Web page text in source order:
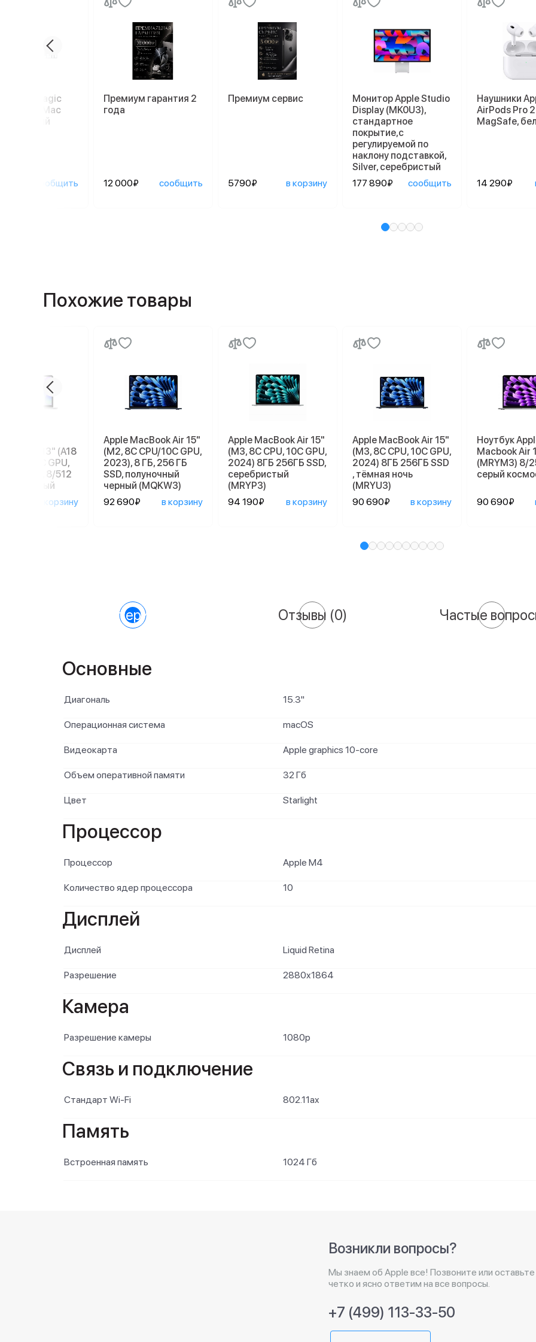
Magic
для Mac
белый
сообщить
Премиум гарантия 2
года
12 000₽ сообщить
Премиум сервис
5790₽ в корзину
Монитор Apple Studio
Display (MK0U3),
стандартное
покрытие,с
регулируемой по
наклону подставкой,
Silver, серебристый
177 890₽
сообщить
Наушники
AirPods Pro 2
MagSafe,
14 290₽
Похожие товары
Neo 13" (A18
СPU/5С GPU,
MHFC4, 8/512
в корзину
Apple MacBook Air 15"
(M2, 8C CPU/10C GPU,
2023), 8 ГБ, 256 ГБ
SSD, полуночный
черный (MQKW3)
92 690₽
в корзину
Apple MacBook Air 15"
(M3, 8C CPU, 10C GPU,
2024) 8ГБ 256ГБ SSD,
серебристый
(MRYP3)
94 190₽
в корзину
Apple MacBook Air 15"
(M3, 8C CPU, 10C GPU,
2024) 8ГБ 256ГБ SSD
, тёмная ночь
(MRYU3)
90 690₽
в корзину
Ноутбук
Macbook Air
(MRYM3) 8/
серый
90 690₽
Характеристики Отзывы (0) Частые
Основные
Диагональ 15.3"
Операционная система macOS
Видеокарта Apple graphics 10-core
Объем оперативной памяти 32 Гб
Цвет Starlight
Процессор
Процессор Apple M4
Количество ядер процессора 10
Дисплей
Дисплей Liquid Retina
Разрешение 2880x1864
Камера
Разрешение камеры 1080p
Связь и подключение
Стандарт Wi-Fi 802.11ax
Память
Встроенная память 1024 Гб
Возникли вопросы?
Мы знаем об Apple все! Позвоните или
четко и ясно ответим на все вопросы.
+7 (499) 113-33-50